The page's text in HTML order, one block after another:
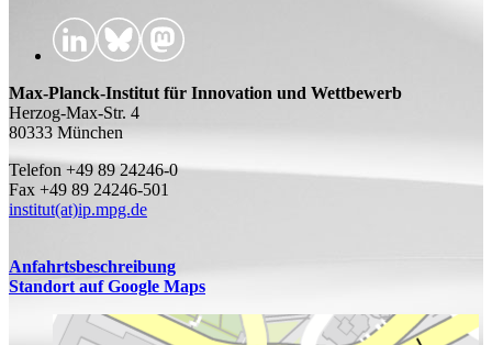
Max-Planck-Institut für Innovation und Wettbewerb
Herzog-Max-Str. 4
80333 München
Telefon +49 89 24246-0
Fax +49 89 24246-501
institut(at)ip.mpg.de
Anfahrtsbeschreibung
Standort auf Google Maps